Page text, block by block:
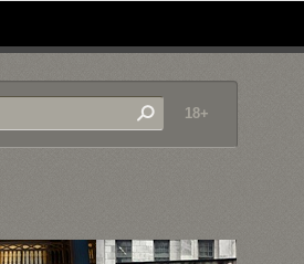
18+